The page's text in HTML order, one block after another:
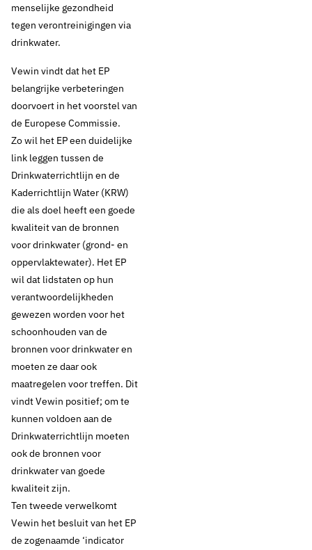
menselijke gezondheid
tegen verontreinigingen via
drinkwater.
Vewin vindt dat het EP
belangrijke verbeteringen
doorvoert in het voorstel van
de Europese Commissie.
Zo wil het EP een duidelijke
link leggen tussen de
Drinkwaterrichtlijn en de
Kaderrichtlijn Water (KRW)
die als doel heeft een goede
kwaliteit van de bronnen
voor drinkwater (grond- en
oppervlaktewater). Het EP
wil dat lidstaten op hun
verantwoordelijkheden
gewezen worden voor het
schoonhouden van de
bronnen voor drinkwater en
moeten ze daar ook
maatregelen voor treffen. Dit
vindt Vewin positief; om te
kunnen voldoen aan de
Drinkwaterrichtlijn moeten
ook de bronnen voor
drinkwater van goede
kwaliteit zijn.
Ten tweede verwelkomt
Vewin het besluit van het EP
de zogenaamde ‘indicator